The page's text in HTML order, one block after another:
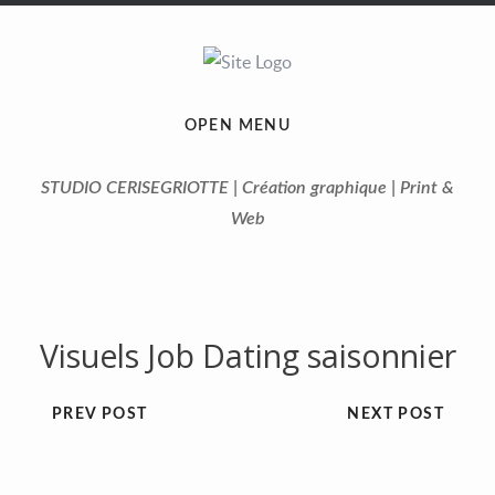
OPEN MENU
STUDIO CERISEGRIOTTE | Création graphique | Print &
Web
Visuels Job Dating saisonnier
NEXT POST
PREV POST